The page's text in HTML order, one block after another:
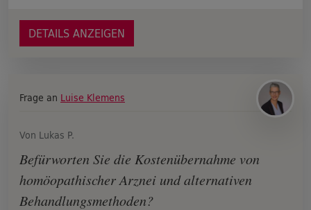
DETAILS ANZEIGEN
Frage an Luise Klemens
Von Lukas P.
Befürworten Sie die Kostenübernahme von
homöopathischer Arznei und alternativen
Behandlungsmethoden?